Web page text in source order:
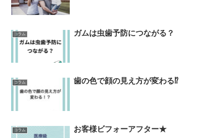
コラム ガムは虫歯予防につながる？
コラム 歯の色で顔の見え方が変わる⁉︎
コラム お客様ビフォーアフター★